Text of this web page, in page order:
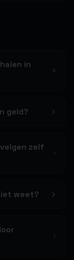
in
geld?
zelf
weet?